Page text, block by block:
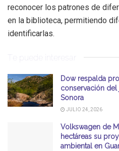
reconocer los patrones de
en la biblioteca, permitiendo
identificarlas.
Te puede interesar
Dow respalda
conservación del
Sonora
JULIO 24, 2026
Volkswagen de
hectáreas su
ambiental en